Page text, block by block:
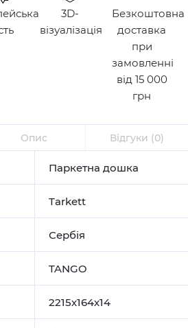
3D-
візуалізація
Безкоштовна
доставка
при
замовленні
від 15 000
грн
Опис Відгуки (0)
Паркетна дошка
Tarkett
Сербія
TANGO
2215х164х14